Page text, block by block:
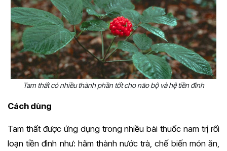
Tam thất có nhiều thành phần tốt cho não bộ và hệ tiền đình
Cách dùng
Tam thất được ứng dụng trong nhiều bài thuốc nam trị rối
loạn tiền đình như: hãm thành nước trà, chế biến món ăn,